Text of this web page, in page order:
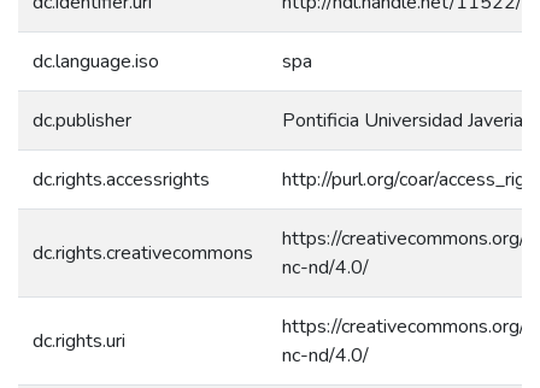
dc.language.iso spa
dc.publisher Pontificia Universidad
dc.rights.accessrights http://purl.org/coar/
dc.rights.creativecommons
https://creativecommons.org/
nc-nd/4.0/
dc.rights.uri
https://creativecommons.org/
nc-nd/4.0/